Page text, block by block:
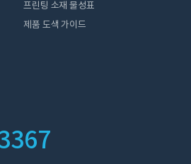
프린팅 소재 물성표
제품 도색 가이드